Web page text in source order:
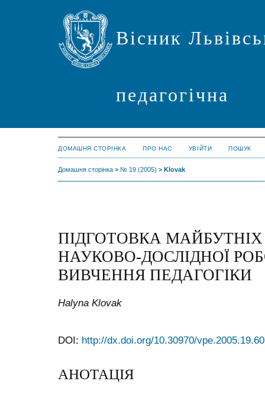
Вісник
педагогічна
ДОМАШНЯ СТОРІНКА ПРО НАС УВІЙТИ ПОШУК
Домашня сторінка > № 19 (2005) > Klovak
ПІДГОТОВКА
НАУКОВО-ДОСЛІДНОЇ
ВИВЧЕННЯ ПЕДАГОГІКИ
Halyna Klovak
DOI: http://dx.doi.org/10.30970/
АНОТАЦІЯ